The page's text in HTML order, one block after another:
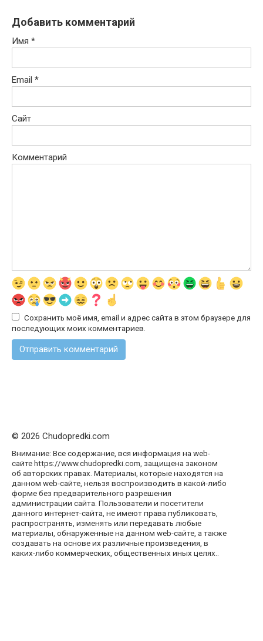
Добавить комментарий
Имя *
Email *
Сайт
Комментарий
Сохранить моё имя, email и адрес сайта в этом браузере для
последующих моих комментариев.
© 2026 Chudopredki.com
Внимание: Все содержание, вся информация на web-
сайте https://www.chudopredki.com, защищена законом
об авторских правах. Материалы, которые находятся на
данном web-сайте, нельзя воспроизводить в какой-либо
форме без предварительного разрешения
администрации сайта. Пользователи и посетители
данного интернет-сайта, не имеют права публиковать,
распространять, изменять или передавать любые
материалы, обнаруженные на данном web-сайте, а также
создавать на основе их различные произведения, в
каких-либо коммерческих, общественных иных целях..